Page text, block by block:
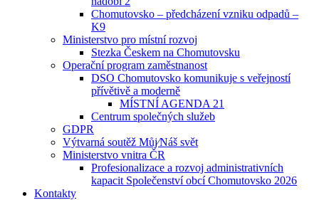
Chomutovsko – předcházení vzniku odpadů –
K9
Ministerstvo pro místní rozvoj
Stezka Českem na Chomutovsku
Operační program zaměstnanost
DSO Chomutovsko komunikuje s veřejností
přívětivě a moderně
MÍSTNÍ AGENDA 21
Centrum společných služeb
GDPR
Výtvarná soutěž Můj⁄Náš svět
Ministerstvo vnitra ČR
Profesionalizace a rozvoj administrativních
kapacit Společenství obcí Chomutovsko 2026
Kontakty